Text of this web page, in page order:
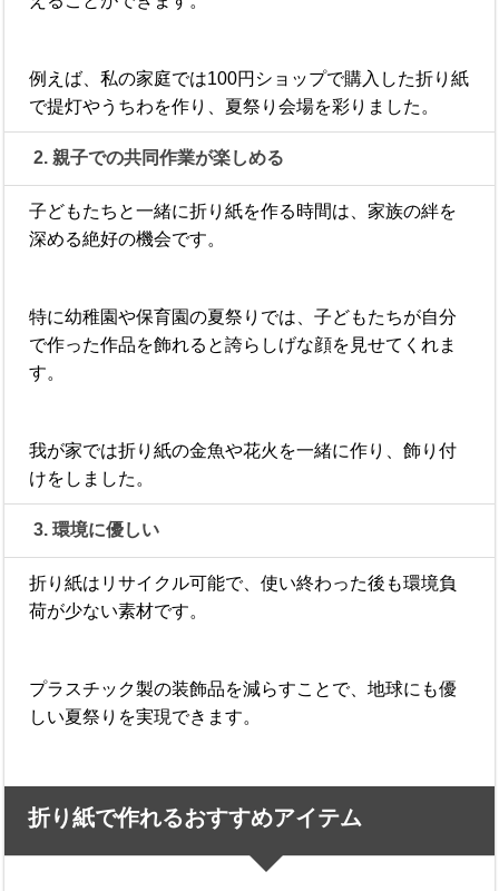
例えば、私の家庭では100円ショップで購入した折り紙
で提灯やうちわを作り、夏祭り会場を彩りました。
2. 親子での共同作業が楽しめる
子どもたちと一緒に折り紙を作る時間は、家族の絆を
深める絶好の機会です。
特に幼稚園や保育園の夏祭りでは、子どもたちが自分
で作った作品を飾れると誇らしげな顔を見せてくれま
す。
我が家では折り紙の金魚や花火を一緒に作り、飾り付
けをしました。
3. 環境に優しい
折り紙はリサイクル可能で、使い終わった後も環境負
荷が少ない素材です。
プラスチック製の装飾品を減らすことで、地球にも優
しい夏祭りを実現できます。
折り紙で作れるおすすめアイテム